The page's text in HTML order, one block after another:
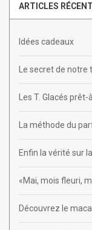
ARTICLES
Idées cadeaux
Le secret de notre
Les T. Glacés
La méthode du
Enfin la vérité sur
«Mai, mois fleuri,
Découvrez le